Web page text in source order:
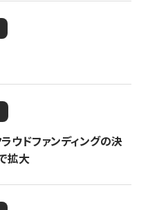
ウドファンディングの決
拡大